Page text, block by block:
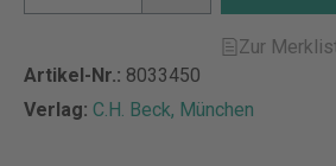
Zur
Artikel-Nr.: 8033450
Verlag: C.H. Beck, München